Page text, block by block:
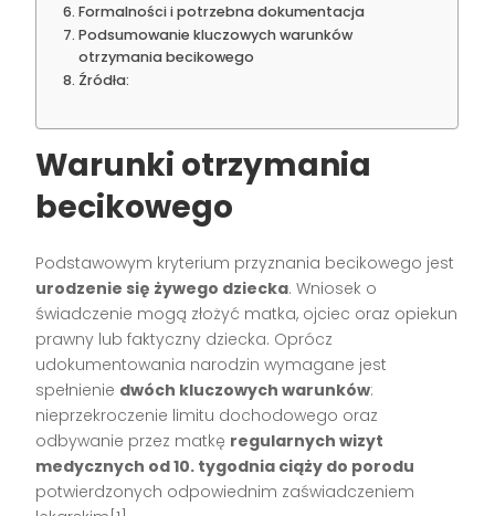
Formalności i potrzebna dokumentacja
Podsumowanie kluczowych warunków
otrzymania becikowego
Źródła:
Warunki otrzymania
becikowego
Podstawowym kryterium przyznania becikowego jest
urodzenie się żywego dziecka. Wniosek o
świadczenie mogą złożyć matka, ojciec oraz opiekun
prawny lub faktyczny dziecka. Oprócz
udokumentowania narodzin wymagane jest
spełnienie dwóch kluczowych warunków:
nieprzekroczenie limitu dochodowego oraz
odbywanie przez matkę regularnych wizyt
medycznych od 10. tygodnia ciąży do porodu
potwierdzonych odpowiednim zaświadczeniem